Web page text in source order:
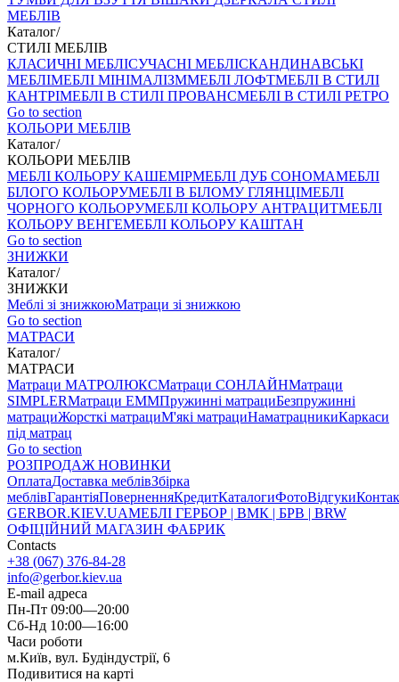
МЕБЛІВ
Каталог/
СТИЛІ МЕБЛІВ
КЛАСИЧНІ МЕБЛІСУЧАСНІ МЕБЛІСКАНДИНАВСЬКІ
МЕБЛІМЕБЛІ МІНІМАЛІЗММЕБЛІ ЛОФТМЕБЛІ В СТИЛІ
КАНТРІМЕБЛІ В СТИЛІ ПРОВАНСМЕБЛІ В СТИЛІ РЕТРО
Go to section
КОЛЬОРИ МЕБЛІВ
Каталог/
КОЛЬОРИ МЕБЛІВ
МЕБЛІ КОЛЬОРУ КАШЕМІРМЕБЛІ ДУБ СОНОМАМЕБЛІ
БІЛОГО КОЛЬОРУМЕБЛІ В БІЛОМУ ГЛЯНЦІМЕБЛІ
ЧОРНОГО КОЛЬОРУМЕБЛІ КОЛЬОРУ АНТРАЦИТМЕБЛІ
КОЛЬОРУ ВЕНГЕМЕБЛІ КОЛЬОРУ КАШТАН
Go to section
ЗНИЖКИ
Каталог/
ЗНИЖКИ
Меблі зі знижкоюМатраци зі знижкою
Go to section
МАТРАСИ
Каталог/
МАТРАСИ
Матраци МАТРОЛЮКСМатраци СОНЛАЙНМатраци
SIMPLERМатраци ЕММПружинні матрациБезпружинні
матрациЖорсткі матрациМ'які матрациНаматрацникиКаркаси
під матрац
Go to section
РОЗПРОДАЖ НОВИНКИ
ОплатаДоставка меблівЗбірка
меблівГарантіяПоверненняКредитКаталогиФотоВідгуки
GERBOR.KIEV.UAМЕБЛI ГЕРБОР | ВМК | БРВ | BRW
ОФІЦІЙНИЙ МАГАЗИН ФАБРИК
Contacts
+38 (067) 376-84-28
info@gerbor.kiev.ua
E-mail адреса
Пн-Пт 09:00—20:00
Сб-Нд 10:00—16:00
Часи роботи
м.Київ, вул. Будіндустрії, 6
Подивитися на карті